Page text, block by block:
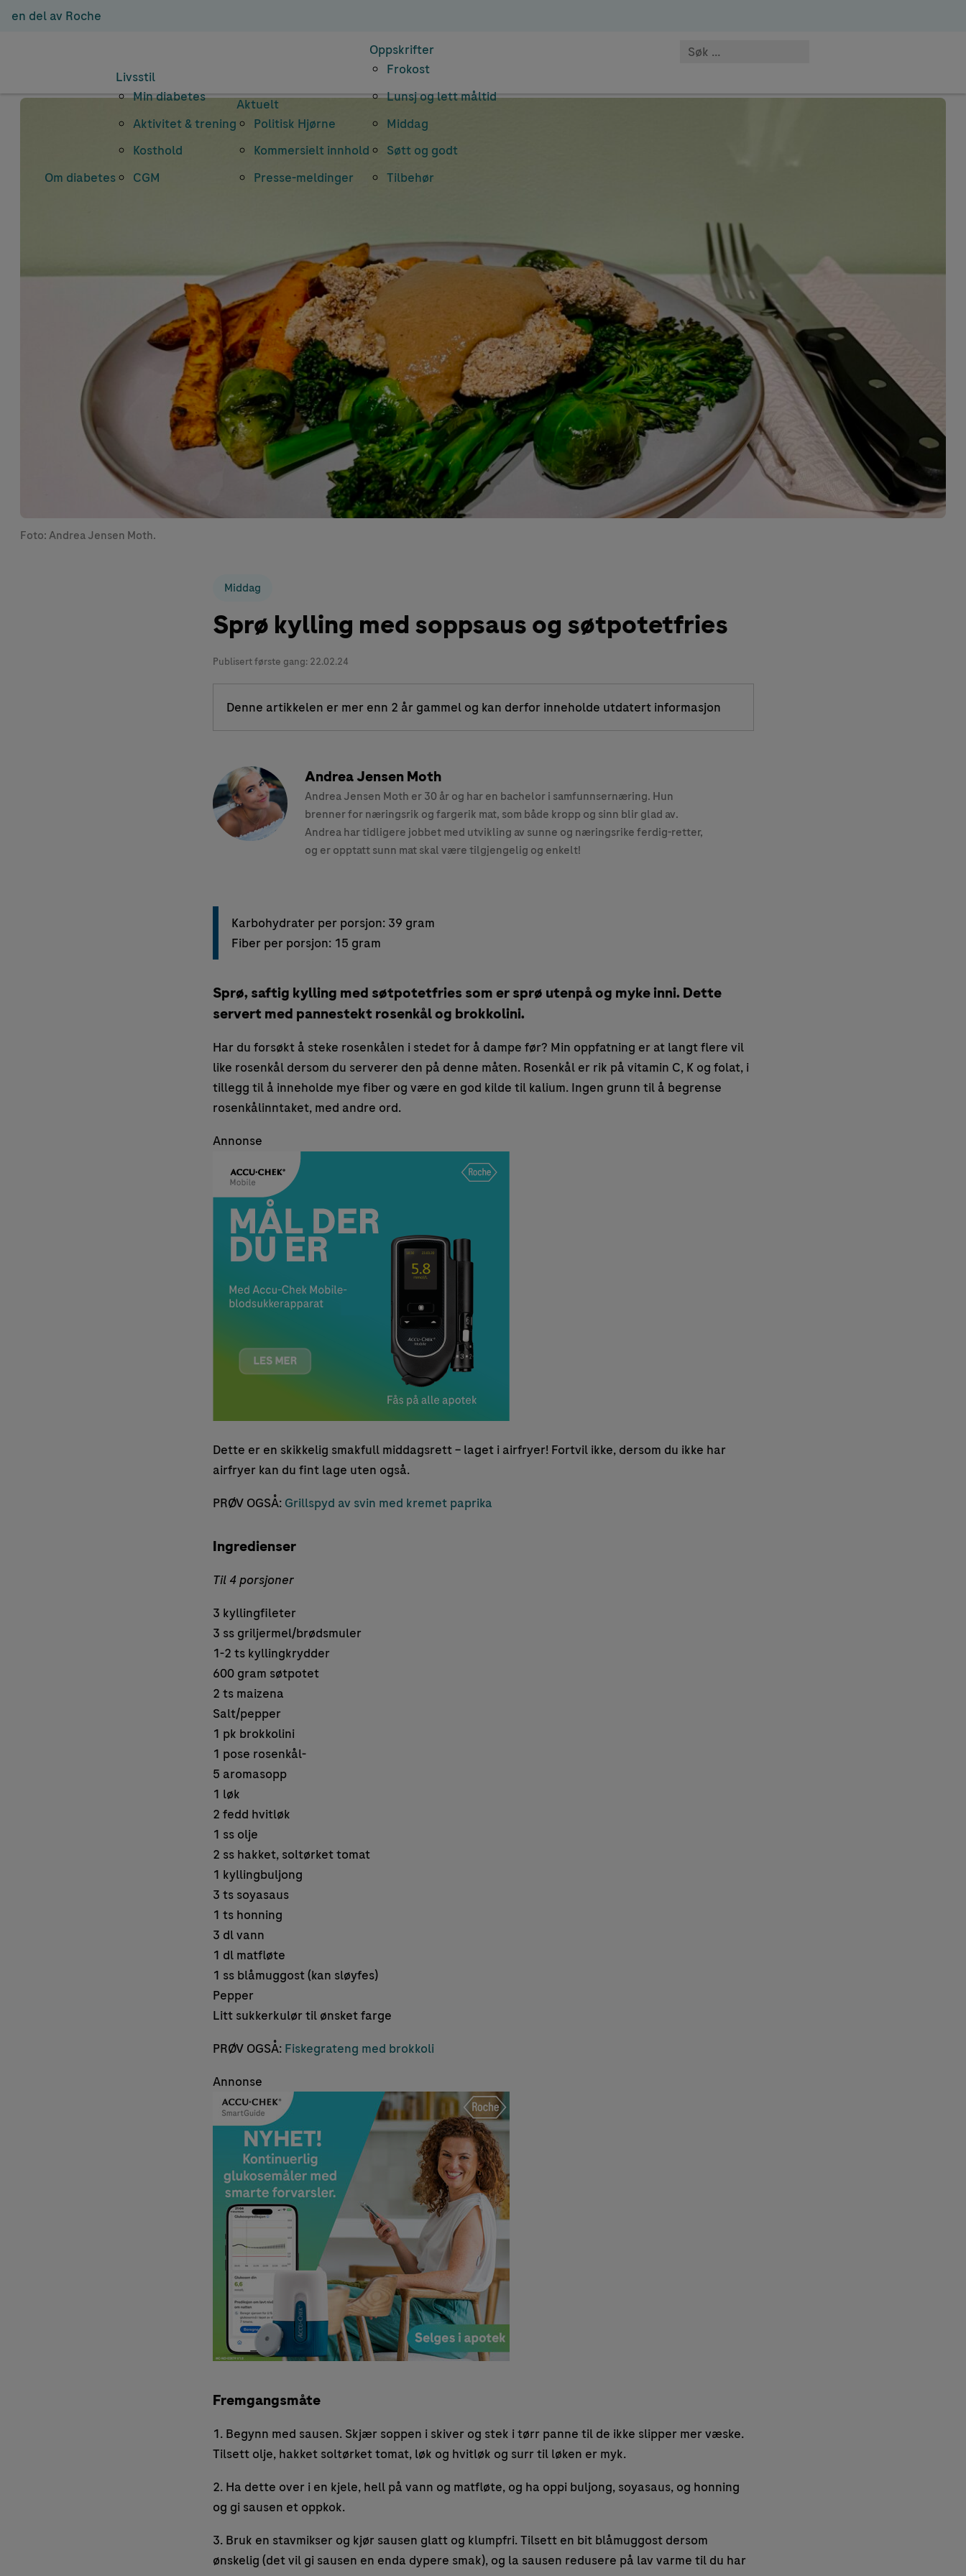
en del av Roche
Om diabetes
Livsstil
Min diabetes
Aktivitet & trening
Kosthold
CGM
Aktuelt
Politisk Hjørne
Kommersielt innhold
Presse-meldinger
Oppskrifter
Frokost
Lunsj og lett måltid
Middag
Søtt og godt
Tilbehør
Foto: Andrea Jensen Moth.
Middag
Sprø kylling med soppsaus og søtpotetfries
Publisert første gang: 22.02.24
Denne artikkelen er mer enn 2 år gammel og kan derfor inneholde utdatert informasjon
Andrea Jensen Moth
Andrea Jensen Moth er 30 år og har en bachelor i samfunnsernæring. Hun
brenner for næringsrik og fargerik mat, som både kropp og sinn blir glad av.
Andrea har tidligere jobbet med utvikling av sunne og næringsrike ferdig-retter,
og er opptatt sunn mat skal være tilgjengelig og enkelt!
Karbohydrater per porsjon: 39 gram
Fiber per porsjon: 15 gram
Sprø, saftig kylling med søtpotetfries som er sprø utenpå og myke inni. Dette
servert med pannestekt rosenkål og brokkolini.
Har du forsøkt å steke rosenkålen i stedet for å dampe før? Min oppfatning er at langt flere vil
like rosenkål dersom du serverer den på denne måten. Rosenkål er rik på vitamin C, K og folat, i
tillegg til å inneholde mye fiber og være en god kilde til kalium. Ingen grunn til å begrense
rosenkålinntaket, med andre ord.
Annonse
Dette er en skikkelig smakfull middagsrett – laget i airfryer! Fortvil ikke, dersom du ikke har
airfryer kan du fint lage uten også.
PRØV OGSÅ: Grillspyd av svin med kremet paprika
Ingredienser
Til 4 porsjoner
3 kyllingfileter
3 ss griljermel/brødsmuler
1-2 ts kyllingkrydder
600 gram søtpotet
2 ts maizena
Salt/pepper
1 pk brokkolini
1 pose rosenkål-
5 aromasopp
1 løk
2 fedd hvitløk
1 ss olje
2 ss hakket, soltørket tomat
1 kyllingbuljong
3 ts soyasaus
1 ts honning
3 dl vann
1 dl matfløte
1 ss blåmuggost (kan sløyfes)
Pepper
Litt sukkerkulør til ønsket farge
PRØV OGSÅ: Fiskegrateng med brokkoli
Annonse
Fremgangsmåte
1. Begynn med sausen. Skjær soppen i skiver og stek i tørr panne til de ikke slipper mer væske.
Tilsett olje, hakket soltørket tomat, løk og hvitløk og surr til løken er myk.
2. Ha dette over i en kjele, hell på vann og matfløte, og ha oppi buljong, soyasaus, og honning
og gi sausen et oppkok.
3. Bruk en stavmikser og kjør sausen glatt og klumpfri. Tilsett en bit blåmuggost dersom
ønskelig (det vil gi sausen en enda dypere smak), og la sausen redusere på lav varme til du har